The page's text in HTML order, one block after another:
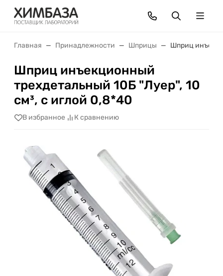
Главная Принадлежности Шприцы Шприц
Шприц инъекционный
трехдетальный 10Б "Луер", 10
см³, с иглой 0,8*40
В избранное К сравнению